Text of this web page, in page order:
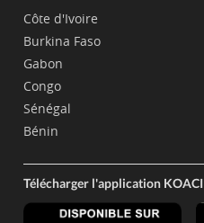
Côte d'Ivoire
Burkina Faso
Gabon
Congo
Sénégal
Bénin
Télécharger l'application KOACI